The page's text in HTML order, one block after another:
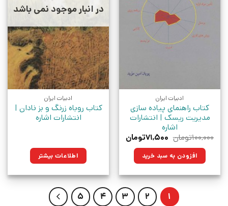
ادبیات ایران
کتاب راهنمای پیاده سازی
مدیریت ریسک | انتشارات
اشاره
۱۰۰,۰۰۰تومان قیمت
۱۰۰,۰۰۰تومان
بود.
۷۱,۵۰۰تومانقیمت
فعلی:
افزودن به سبد خرید
در انبار موجود نمی باشد
ادبیات ایران
کتاب روباه زرنگ و بز نادان |
انتشارات اشاره
اطلاعات بیشتر
1
2
3
4
5